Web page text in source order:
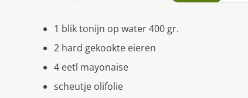
1 blik tonijn op water 400 gr.
2 hard gekookte eieren
4 eetl mayonaise
scheutje olifolie